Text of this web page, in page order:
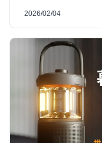
2026/02/04